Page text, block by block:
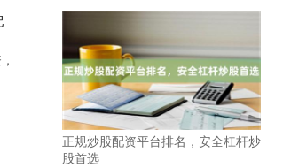
正规炒股配资平台排名，安全杠杆炒
股首选